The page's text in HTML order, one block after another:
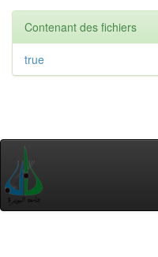
Contenant des fichiers
true